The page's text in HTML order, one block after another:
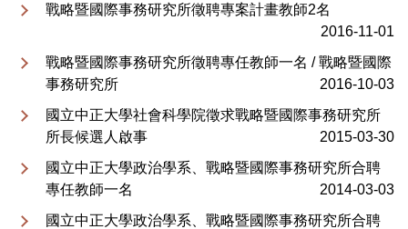
戰略暨國際事務研究所徵聘專案計畫教師2名
2016-11-01
戰略暨國際事務研究所徵聘專任教師一名 / 戰略暨國際
事務研究所
2016-10-03
國立中正大學社會科學院徵求戰略暨國際事務研究所
所長候選人啟事
2015-03-30
國立中正大學政治學系、戰略暨國際事務研究所合聘
專任教師一名
2014-03-03
國立中正大學政治學系、戰略暨國際事務研究所合聘